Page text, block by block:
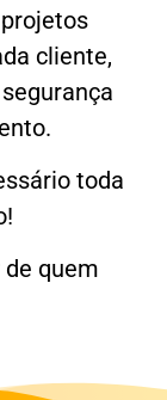
cliente,
toda
quem